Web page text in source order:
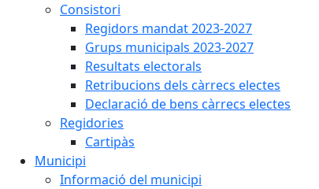
Consistori
Regidors mandat 2023-2027
Grups municipals 2023-2027
Resultats electorals
Retribucions dels càrrecs electes
Declaració de bens càrrecs electes
Regidories
Cartipàs
Municipi
Informació del municipi